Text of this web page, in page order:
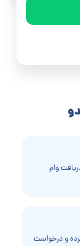
وام
و درخواست